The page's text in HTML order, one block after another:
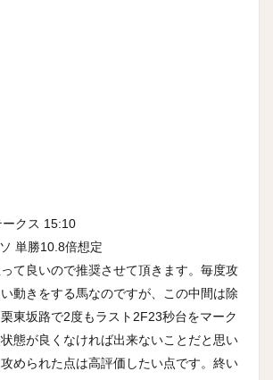
クス 15:10
単勝10.8倍想定
て良いので推奨させて頂きます。毎度攻
動きをする馬なのですが、この中間は除
東坂路で2度もラスト2F23秒台をマーク
態が良くなければ出来ないことだと思い
められた点は高評価したい点です。終い